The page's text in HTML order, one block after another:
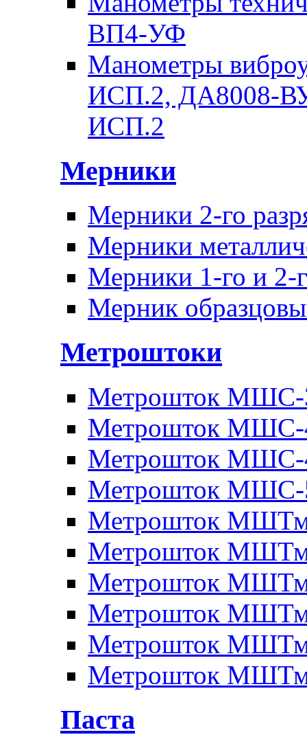
ВП4-УФ
Манометры
ИСП.2, ДА8008-
ИСП.2
Мерники
Мерники 2-го
Мерники
Мерники 1-го и 2-
Мерник
Метроштоки
Метрошток МШС-
Метрошток МШС-
Метрошток МШС-
Метрошток МШС-
Метрошток
Метрошток
Метрошток
Метрошток
Метрошток
Метрошток
Паста